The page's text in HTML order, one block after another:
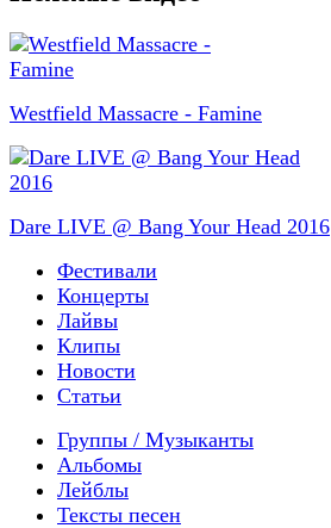
Westfield Massacre - Famine
Dare LIVE @ Bang Your Head 2016
Фестивали
Концерты
Лайвы
Клипы
Новости
Статьи
Группы / Музыканты
Альбомы
Лейблы
Тексты песен